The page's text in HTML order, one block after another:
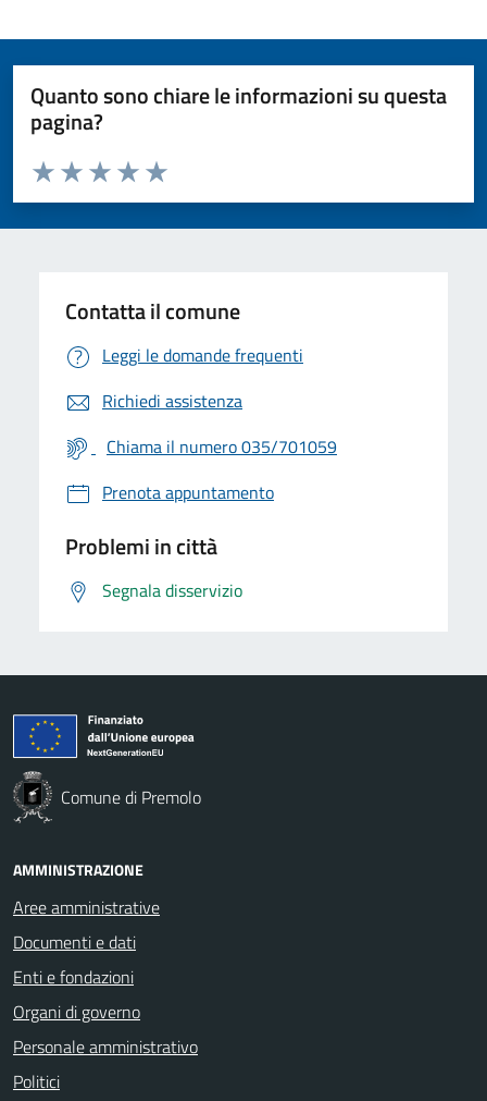
Quanto sono chiare le informazioni su questa
pagina?
Valuta da 1 a 5 stelle la pagina
Valuta 5 stelle su 5
Valuta 4 stelle su 5
Valuta 3 stelle su 5
Valuta 2 stelle su 5
Valuta 1 stelle su 5
Contatta il comune
Leggi le domande frequenti
Richiedi assistenza
Chiama il numero 035/701059
Prenota appuntamento
Problemi in città
Segnala disservizio
Comune di Premolo
AMMINISTRAZIONE
Aree amministrative
Documenti e dati
Enti e fondazioni
Organi di governo
Personale amministrativo
Politici